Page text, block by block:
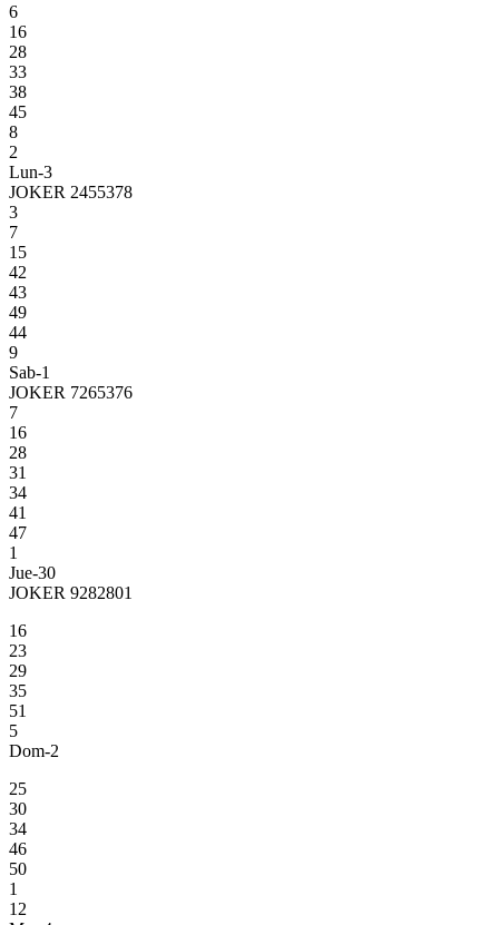
6
16
28
33
38
45
8
2
Lun-3
JOKER 2455378
3
7
15
42
43
49
44
9
Sab-1
JOKER 7265376
7
16
28
31
34
41
47
1
Jue-30
JOKER 9282801
16
23
29
35
51
5
Dom-2
25
30
34
46
50
1
12